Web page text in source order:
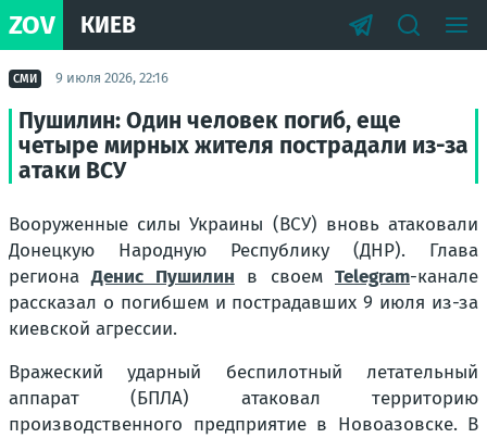
ZOV КИЕВ
СМИ 9 июля 2026, 22:16
Пушилин: Один человек погиб, еще
четыре мирных жителя пострадали из-за
атаки ВСУ
Вооруженные силы Украины (ВСУ) вновь атаковали
Донецкую Народную Республику (ДНР). Глава
регионаДенис Пушилин в своемTelegram-канале
рассказал о погибшем и пострадавших 9 июля из-за
киевской агрессии.
Вражеский ударный беспилотный летательный
аппарат (БПЛА) атаковал территорию
производственного предприятие в Новоазовске. В